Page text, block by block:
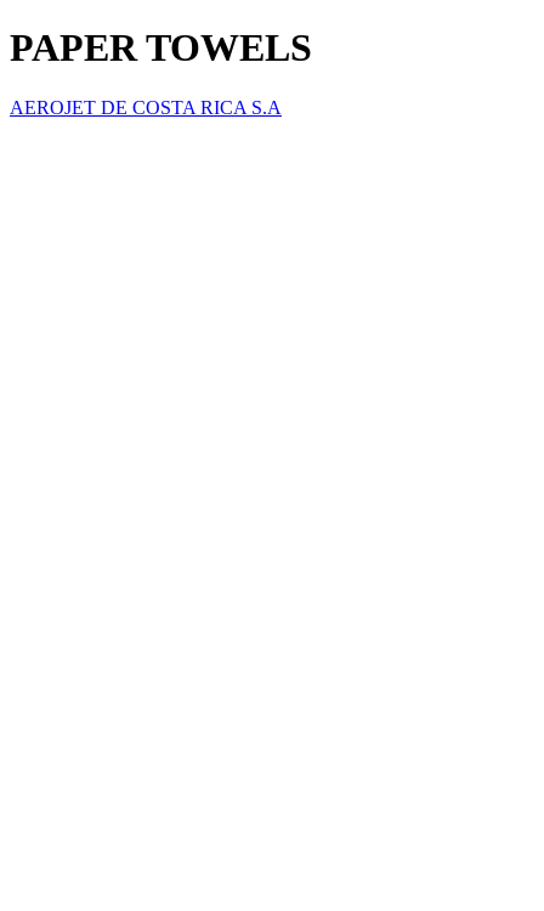
PAPER TOWELS
AEROJET DE COSTA RICA S.A